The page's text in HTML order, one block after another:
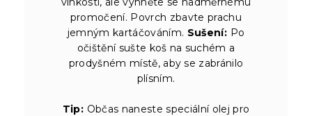
promočení. Povrch zbavte prachu
jemným kartáčováním. Sušení: Po
očištění sušte koš na suchém a
prodyšném místě, aby se zabránilo
plísním.
Tip: Občas naneste speciální olej pro